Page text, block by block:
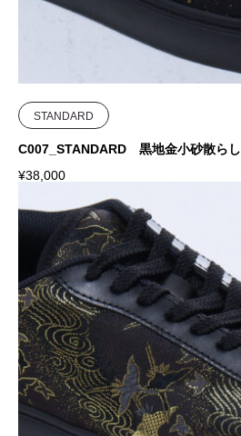
STANDARD
C007_STANDARD 黒地金小砂散らし
¥38,000